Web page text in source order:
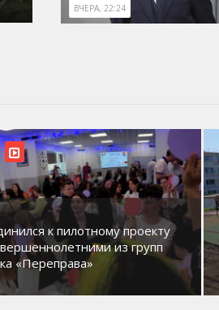
ВЧЕРА, 22:24
к пилотному проекту
из групп
«Переправа»